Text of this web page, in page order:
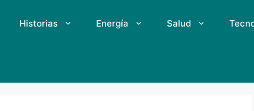
Historias Energía Salud